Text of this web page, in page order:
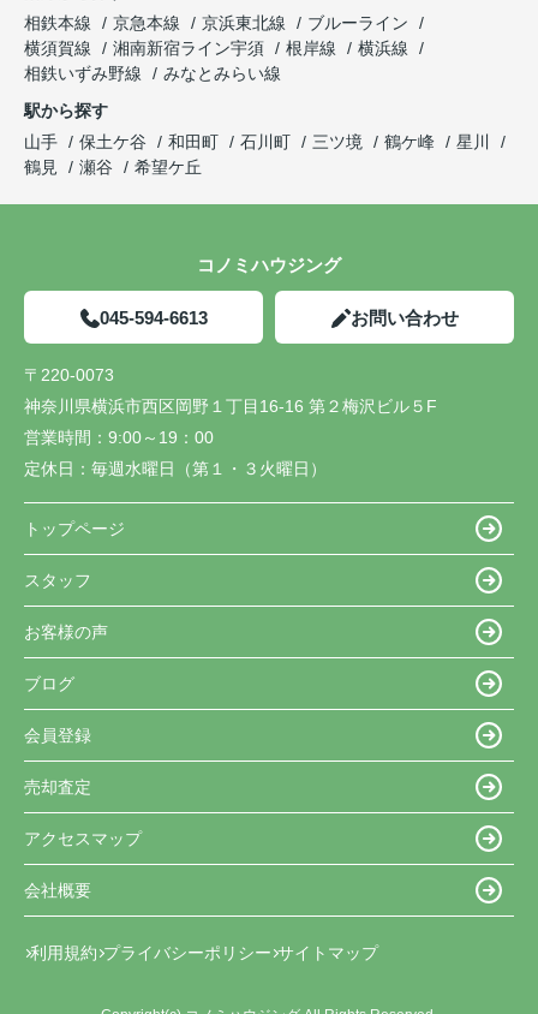
相鉄本線
京急本線 京浜東北線
ブルーライン
横須賀線
湘南新宿ライン宇須 根岸線
横浜線
相鉄いずみ野線
みなとみらい線
駅から探す
山手
保土ケ谷 和田町 石川町 三ツ境 鶴ケ峰
星川
鶴見
瀬谷 希望ケ丘
コノミハウジング
045-594-6613 お問い合わせ
〒220-0073
神奈川県横浜市西区岡野１丁目16-16 第２梅沢ビル５F
営業時間： 9:00～19：00
定休日： 毎週水曜日（第１・３火曜日）
トップページ
スタッフ
お客様の声
ブログ
会員登録
売却査定
アクセスマップ
会社概要
利用規約 プライバシーポリシー サイトマップ